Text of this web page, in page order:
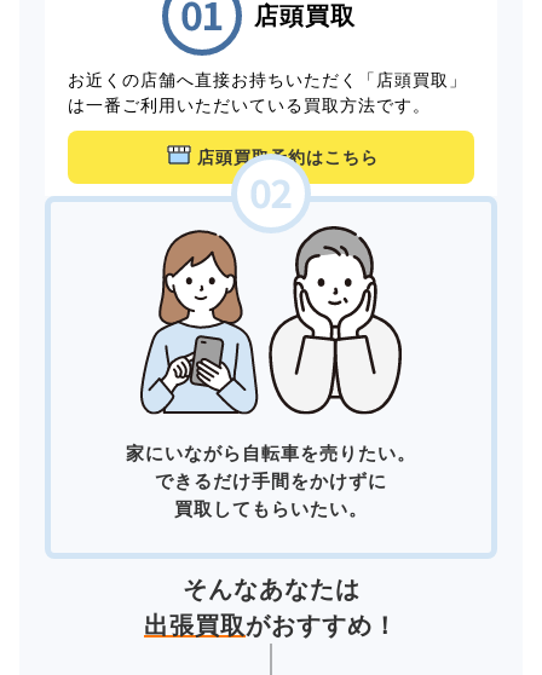
店頭買取
お近くの店舗へ直接お持ちいただく「店頭買取」
は一番ご利用いただいている買取方法です。
店頭買取予約はこちら
家にいながら自転車を売りたい。
できるだけ手間をかけずに
買取してもらいたい。
そんなあなたは
出張買取がおすすめ！